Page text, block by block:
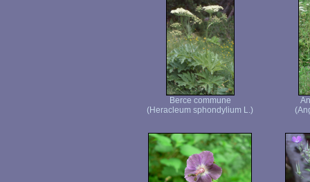
Berce commune
(Heracleum sphondylium L.)